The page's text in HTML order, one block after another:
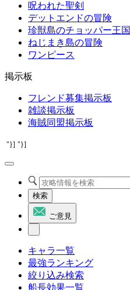
呪われた聖剣
デットエンドの冒険
珍獣島のチョッパー王国
ねじまき島の冒険
ワンピース
掲示板
フレンド募集掲示板
雑談掲示板
海賊同盟掲示板
"}] "}]
検索
ご意見
キャラ一覧
最強ランキング
絞り込み検索
船長効果一覧